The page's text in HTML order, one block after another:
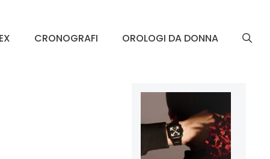
CRONOGRAFI OROLOGI DA DONNA